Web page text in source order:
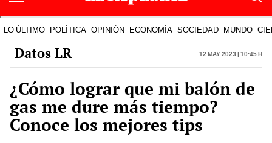
LO ÚLTIMO POLÍTICA OPINIÓN ECONOMÍA SOCIEDAD MUNDO
Datos LR 12 May 2023 | 10:45 h
¿Cómo lograr que mi balón de
gas me dure más tiempo?
Conoce los mejores tips